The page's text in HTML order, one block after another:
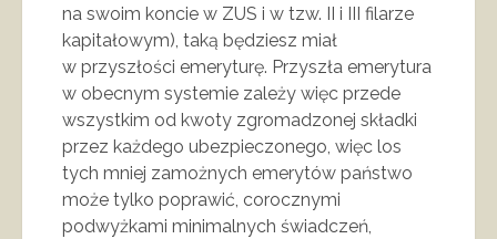
na swoim koncie w ZUS i w tzw. II i III filarze
kapitałowym), taką będziesz miał
w przyszłości emeryturę. Przyszła emerytura
w obecnym systemie zależy więc przede
wszystkim od kwoty zgromadzonej składki
przez każdego ubezpieczonego, więc los
tych mniej zamożnych emerytów państwo
może tylko poprawić, corocznymi
podwyżkami minimalnych świadczeń,